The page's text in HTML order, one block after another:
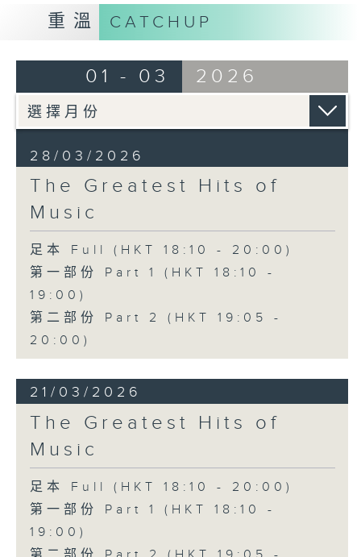
重溫 CATCHUP
01 - 03 2026
28/03/2026
The Greatest Hits of
Music
足本 Full (HKT 18:10 - 20:00)
第一部份 Part 1 (HKT 18:10 -
19:00)
第二部份 Part 2 (HKT 19:05 -
20:00)
21/03/2026
The Greatest Hits of
Music
足本 Full (HKT 18:10 - 20:00)
第一部份 Part 1 (HKT 18:10 -
19:00)